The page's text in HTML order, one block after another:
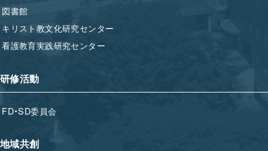
図書館
キリスト教文化研究センター
看護教育実践研究センター
研修活動
FD・SD委員会
地域共創